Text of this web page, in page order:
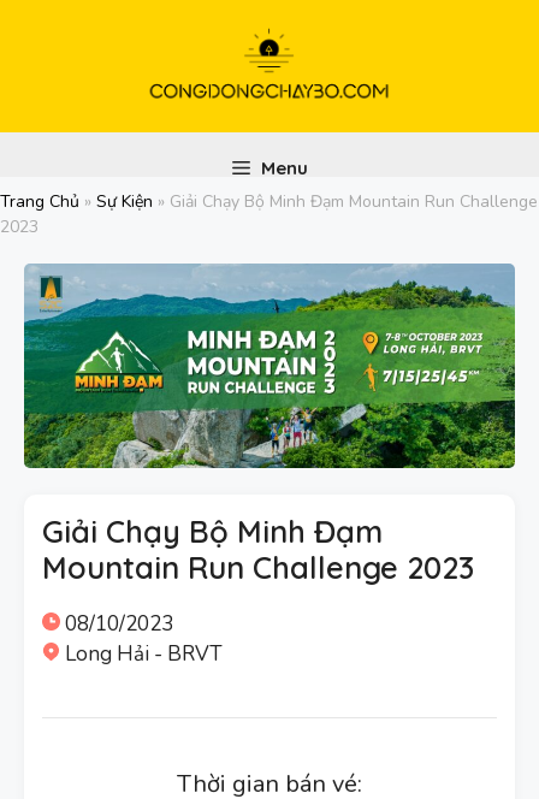
Menu
Trang Chủ » Sự Kiện » Giải Chạy Bộ Minh Đạm Mountain Run Challenge
2023
Giải Chạy Bộ Minh Đạm
Mountain Run Challenge 2023
08/10/2023
Long Hải - BRVT
Thời gian bán vé: